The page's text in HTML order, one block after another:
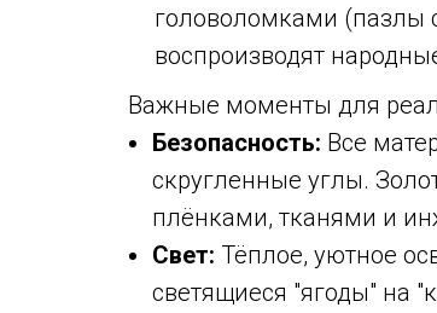
головоломками (пазлы
воспроизводят
Важные моменты для
Безопасность: Все
скругленные углы.
плёнками, тканями и
Свет: Тёплое, уютное
светящиеся "ягоды" на